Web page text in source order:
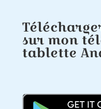
sur mon
tablette